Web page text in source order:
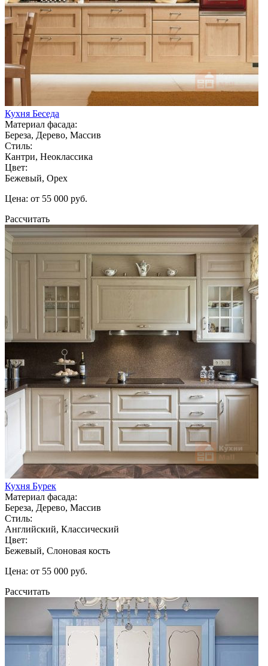
Кухня Беседа
Материал фасада:
Береза, Дерево, Массив
Стиль:
Кантри, Неоклассика
Цвет:
Бежевый, Орех
Цена: от 55 000 руб.
Рассчитать
Кухня Бурек
Материал фасада:
Береза, Дерево, Массив
Стиль:
Английский, Классический
Цвет:
Бежевый, Слоновая кость
Цена: от 55 000 руб.
Рассчитать